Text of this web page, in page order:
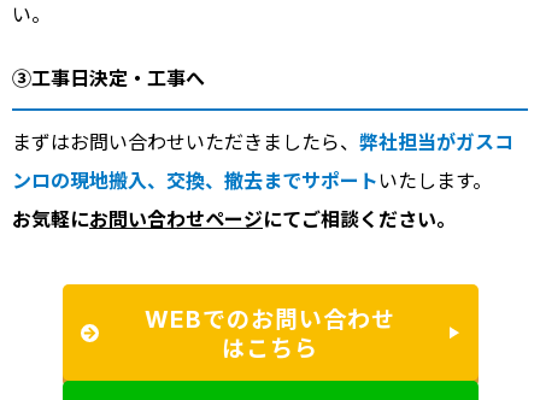
い。
③工事日決定・工事へ
まずはお問い合わせいただきましたら、 弊社担当がガスコ
ンロの現地搬入、交換、撤去までサポート いたします。
お気軽にお問い合わせページにてご相談ください。
WEBでのお問い合わせ
はこちら